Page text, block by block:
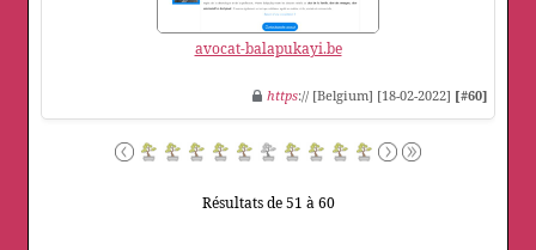
avocat-balapukayi.be
https:// [Belgium] [18-02-2022] [#60]
Résultats de 51 à 60